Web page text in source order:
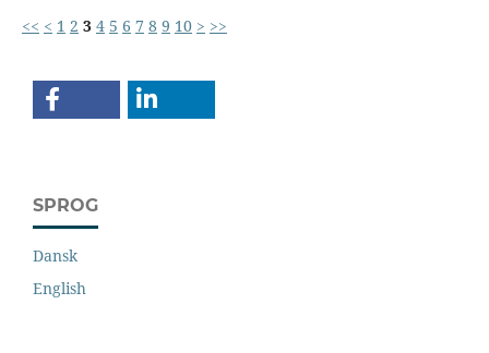
<< < 1 2 3 4 5 6 7 8 9 10 > >>
SPROG
Dansk
English